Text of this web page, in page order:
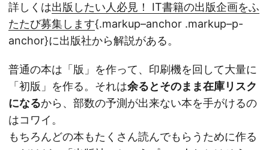
詳しくは出版したい人必見！ IT書籍の出版企画をふ
たたび募集します{.markup–anchor .markup–p-
anchor}に出版社から解説がある。
普通の本は「版」を作って、印刷機を回して大量に
「初版」を作る。それは余るとそのまま在庫リスク
になるから、部数の予測が出来ない本を手がけるの
はコワイ。
もちろんどの本もたくさん読んでもらうために作る